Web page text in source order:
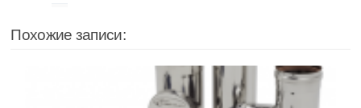
Похожие записи: